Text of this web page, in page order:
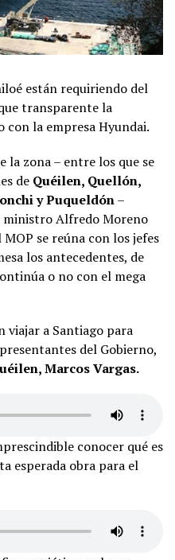
están requiriendo del
transparente la
la empresa Hyundai.
la zona – entre los que se
de Quéilen, Quellón,
y Puqueldón–
Alfredo Moreno
se reúna con los jefes
los antecedentes, de
o no con el mega
a Santiago para
del Gobierno,
Marcos Vargas.
conocer qué es
esperada obra para el